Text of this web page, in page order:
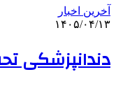
آخرین اخبار
۱۴۰۵/۰۴/۱۳
دندانپزشکی